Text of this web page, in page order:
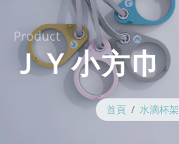
Product
ＪＹ小方巾
首頁 水滴杯架